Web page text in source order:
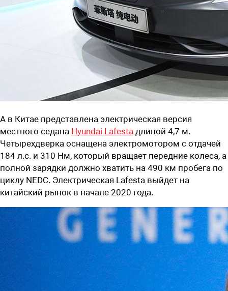
А в Китае представлена электрическая версия
местного седана Hyundai Lafesta длиной 4,7 м.
Четырехдверка оснащена электромотором с отдачей
184 л.с. и 310 Нм, который вращает передние колеса, а
полной зарядки должно хватить на 490 км пробега по
циклу NEDC. Электрическая Lafesta выйдет на
китайский рынок в начале 2020 года.